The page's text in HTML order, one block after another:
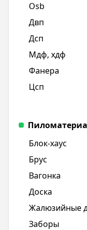
Osb
Двп
Дсп
Мдф, хдф
Фанера
Цсп
Блок-хаус
Брус
Вагонка
Доска
Жалюзийные
Заборы